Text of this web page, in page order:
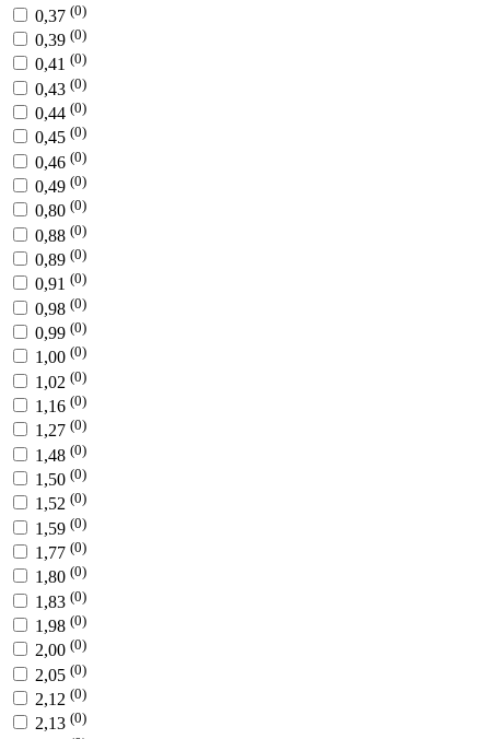
0,37 (0)
0,39 (0)
0,41 (0)
0,43 (0)
0,44 (0)
0,45 (0)
0,46 (0)
0,49 (0)
0,80 (0)
0,88 (0)
0,89 (0)
0,91 (0)
0,98 (0)
0,99 (0)
1,00 (0)
1,02 (0)
1,16 (0)
1,27 (0)
1,48 (0)
1,50 (0)
1,52 (0)
1,59 (0)
1,77 (0)
1,80 (0)
1,83 (0)
1,98 (0)
2,00 (0)
2,05 (0)
2,12 (0)
2,13 (0)